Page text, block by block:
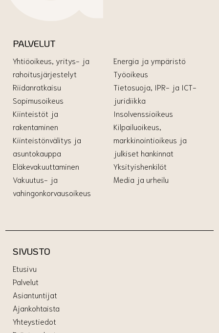
PALVELUT
Yhtiöoikeus, yritys- ja
rahoitusjärjestelyt
Riidanratkaisu
Sopimusoikeus
Kiinteistöt ja
rakentaminen
Kiinteistönvälitys ja
asuntokauppa
Eläkevakuuttaminen
Vakuutus- ja
vahingonkorvausoikeus
Energia ja ympäristö
Työoikeus
Tietosuoja, IPR- ja ICT-
juridiikka
Insolvenssioikeus
Kilpailuoikeus,
markkinointioikeus ja
julkiset hankinnat
Yksityishenkilöt
Media ja urheilu
SIVUSTO
Etusivu
Palvelut
Asiantuntijat
Ajankohtaista
Yhteystiedot